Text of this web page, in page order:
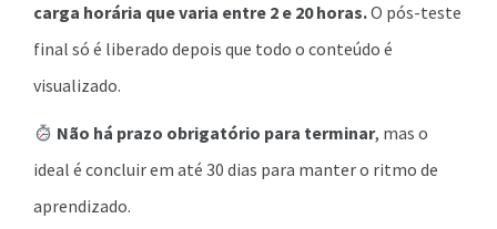
carga horária que varia entre 2 e 20 horas.O pós-teste
final só é liberado depois que todo o conteúdo é
visualizado.
Não há prazo obrigatório para terminar, mas o
ideal é concluir em até 30 dias para manter o ritmo de
aprendizado.